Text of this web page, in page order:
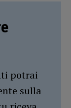
potrai
sulla